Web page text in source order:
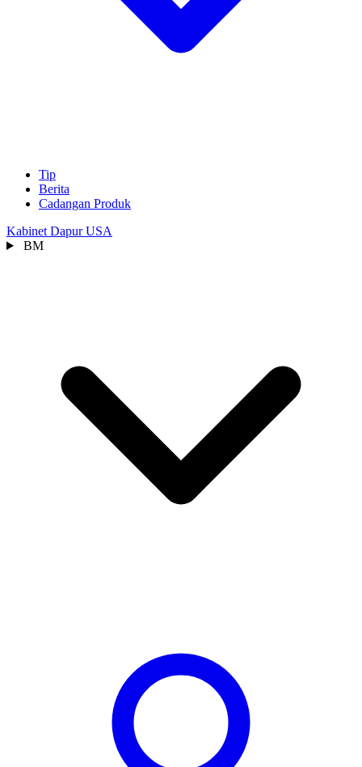
Tip
Berita
Cadangan Produk
Kabinet Dapur USA
BM